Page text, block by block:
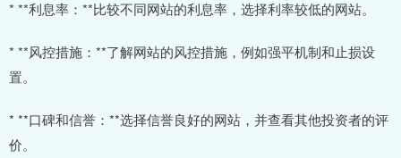
* **利息率：**比较不同网站的利息率，选择利率较低的网站。
* **风控措施：**了解网站的风控措施，例如强平机制和止损设
置。
* **口碑和信誉：**选择信誉良好的网站，并查看其他投资者的评
价。